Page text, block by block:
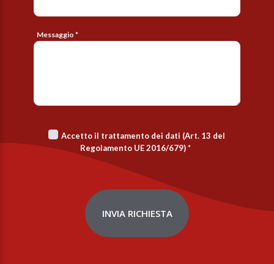
Messaggio *
Accetto il trattamento dei dati (Art. 13 del
Regolamento UE 2016/679)*
INVIA RICHIESTA